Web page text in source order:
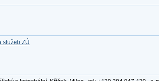
služeb ZÚ